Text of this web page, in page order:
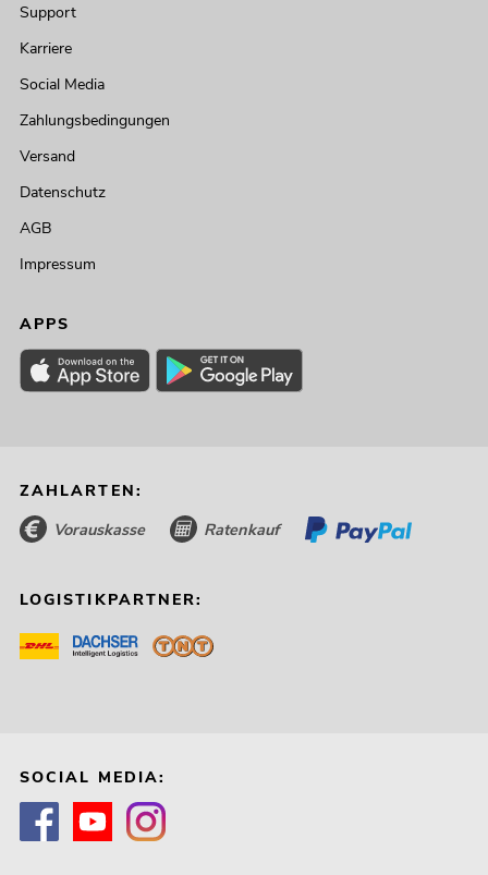
Support
Karriere
Social Media
Zahlungsbedingungen
Versand
Datenschutz
AGB
Impressum
APPS
ZAHLARTEN:
Vorauskasse Ratenkauf
LOGISTIKPARTNER:
SOCIAL MEDIA: